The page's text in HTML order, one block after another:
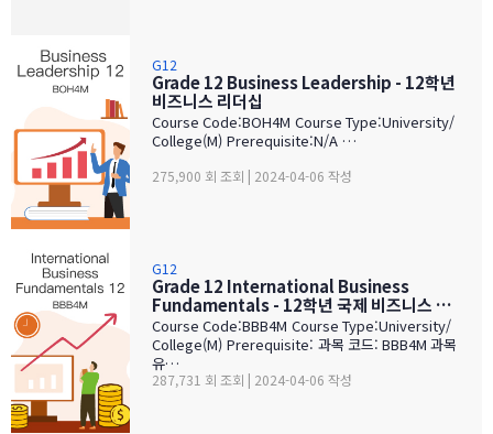
G12
Grade 12 Business Leadership - 12학년
비즈니스 리더십
Course Code:BOH4M Course Type:University/
College(M) Prerequisite:N/A …
275,900 회 조회 | 2024-04-06 작성
G12
Grade 12 International Business
Fundamentals - 12학년 국제 비즈니스 …
Course Code:BBB4M Course Type:University/
College(M) Prerequisite: 과목 코드: BBB4M 과목
유…
287,731 회 조회 | 2024-04-06 작성